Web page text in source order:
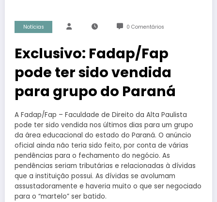
Notícias 0 Comentários
Exclusivo: Fadap/Fap
pode ter sido vendida
para grupo do Paraná
A Fadap/Fap – Faculdade de Direito da Alta Paulista
pode ter sido vendida nos últimos dias para um grupo
da área educacional do estado do Paraná. O anúncio
oficial ainda não teria sido feito, por conta de várias
pendências para o fechamento do negócio. As
pendências seriam tributárias e relacionadas à dívidas
que a instituição possui. As dívidas se avolumam
assustadoramente e haveria muito o que ser negociado
para o “martelo” ser batido.